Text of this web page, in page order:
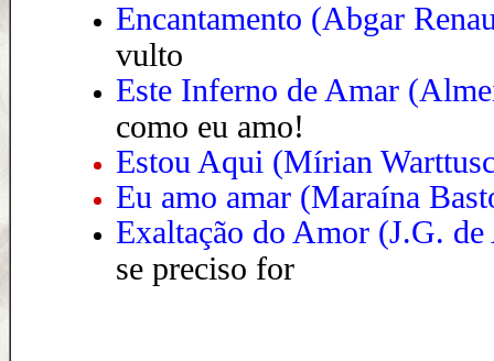
Encantamento (Abgar
vulto
Este Inferno de Amar
como eu amo!
Estou Aqui (Mírian
Eu amo amar(Maraína
Exaltação do Amor (J.G.
se preciso for